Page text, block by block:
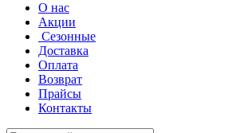
О нас
Акции
Сезонные
Доставка
Оплата
Возврат
Прайсы
Контакты